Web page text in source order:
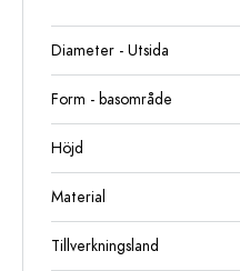
Diameter - Utsida
Form - basområde
Höjd
Material
Tillverkningsland